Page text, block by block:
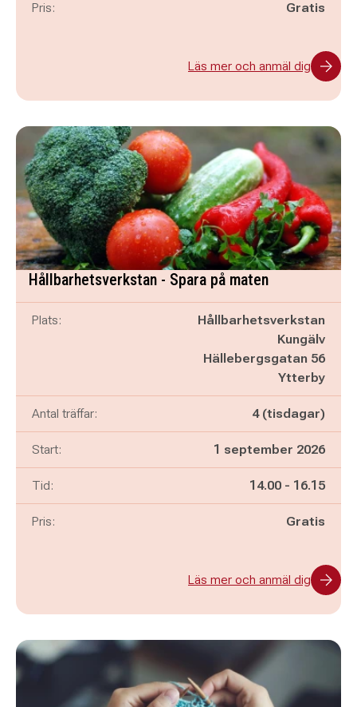
Pris: Gratis
Läs mer och anmäl dig
Hållbarhetsverkstan - Spara på maten
Plats:
Hållbarhetsverkstan
Kungälv
Hällebergsgatan 56
Ytterby
Antal träffar: 4 (tisdagar)
Start: 1 september 2026
Tid: Pågår mellan
14.00 - och
16.15
Pris: Gratis
Läs mer och anmäl dig